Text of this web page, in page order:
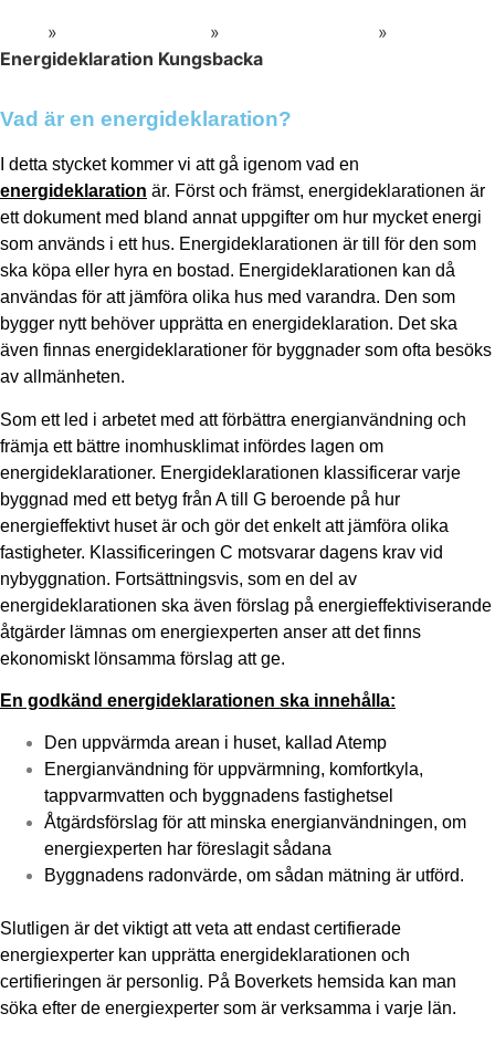
» »
»
Energideklaration Kungsbacka
Vad är en energideklaration?
I detta stycket kommer vi att gå igenom vad en
energideklaration är. Först och främst, energideklarationen är
ett dokument med bland annat uppgifter om hur mycket energi
som används i ett hus. Energideklarationen är till för den som
ska köpa eller hyra en bostad. Energideklarationen kan då
användas för att jämföra olika hus med varandra. Den som
bygger nytt behöver upprätta en energideklaration. Det ska
även finnas energideklarationer för byggnader som ofta besöks
av allmänheten.
Som ett led i arbetet med att förbättra energianvändning och
främja ett bättre inomhusklimat infördes lagen om
energideklarationer. Energideklarationen klassificerar varje
byggnad med ett betyg från A till G beroende på hur
energieffektivt huset är och gör det enkelt att jämföra olika
fastigheter. Klassificeringen C motsvarar dagens krav vid
nybyggnation. Fortsättningsvis, som en del av
energideklarationen ska även förslag på energieffektiviserande
åtgärder lämnas om energiexperten anser att det finns
ekonomiskt lönsamma förslag att ge.
En godkänd energideklarationen ska innehålla:
Den uppvärmda arean i huset, kallad Atemp
Energianvändning för uppvärmning, komfortkyla,
tappvarmvatten och byggnadens fastighetsel
Åtgärdsförslag för att minska energianvändningen, om
energiexperten har föreslagit sådana
Byggnadens radonvärde, om sådan mätning är utförd.
Slutligen är det viktigt att veta att endast certifierade
energiexperter kan upprätta energideklarationen och
certifieringen är personlig. På Boverkets hemsida kan man
söka efter de energiexperter som är verksamma i varje län.